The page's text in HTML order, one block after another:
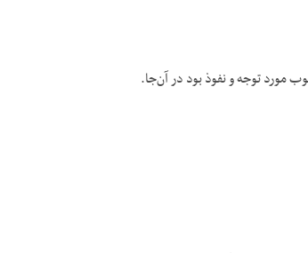
مورد توجه و نفوذ بود در آن‌جا.